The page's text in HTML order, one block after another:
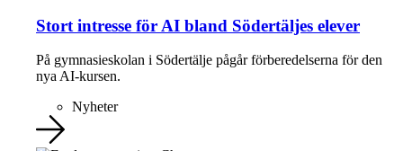
Stort intresse för AI bland Södertäljes elever
På gymnasieskolan i Södertälje pågår förberedelserna för den
nya AI-kursen.
Nyheter